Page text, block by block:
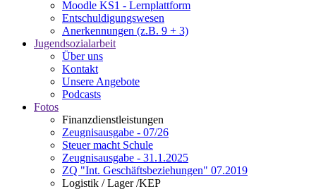
Moodle KS1 - Lernplattform
Entschuldigungswesen
Anerkennungen (z.B. 9 + 3)
Jugendsozialarbeit
Über uns
Kontakt
Unsere Angebote
Podcasts
Fotos
Finanzdienstleistungen
Zeugnisausgabe - 07/26
Steuer macht Schule
Zeugnisausgabe - 31.1.2025
ZQ "Int. Geschäftsbeziehungen" 07.2019
Logistik / Lager /KEP